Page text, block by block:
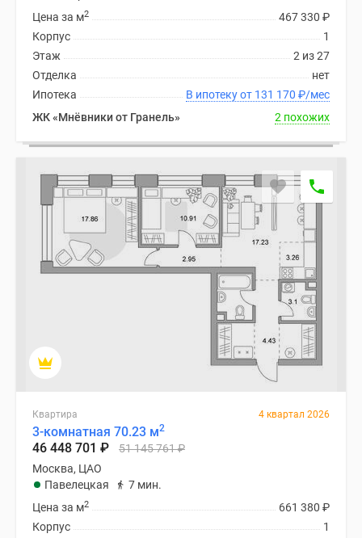
467 330 ₽
Цена за м2
1
Корпус
2 из 27
Этаж
нет
Отделка
В ипотеку от 131 170 ₽/мес
Ипотека
ЖК «Мнёвники от Гранель»
2 похожих
Квартира 4 квартал 2026
3-комнатная 70.23 м2
46 448 701 ₽ 51 145 761₽
Москва, ЦАО
Павелецкая
7 мин.
661 380 ₽
Цена за м2
1
Корпус